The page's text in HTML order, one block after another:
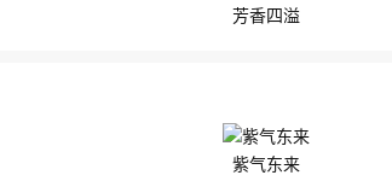
芳香四溢
紫气东来